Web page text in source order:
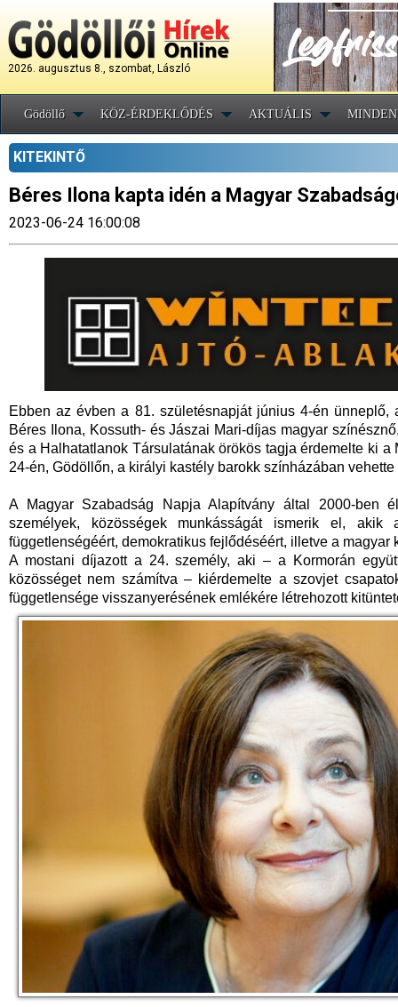
2026. augusztus 8., szombat, László
Gödöllő KÖZ-ÉRDEKLŐDÉS AKTUÁLIS
KITEKINTŐ
Béres Ilona kapta idén a Magyar
2023-06-24 16:00:08
Ebben az évben a 81. születésnapját június 4-én ünneplő,
Béres Ilona, Kossuth- és Jászai Mari-díjas magyar
és a Halhatatlanok Társulatának örökös tagja érdemelte ki
24-én, Gödöllőn, a királyi kastély barokk színházában
A Magyar Szabadság Napja Alapítvány által 2000-ben
személyek, közösségek munkásságát ismerik el,
függetlenségéért, demokratikus fejlődéséért, illetve a magyar
A mostani díjazott a 24. személy, aki – a Kormorán
közösséget nem számítva – kiérdemelte a szovjet
függetlensége visszanyerésének emlékére létrehozott